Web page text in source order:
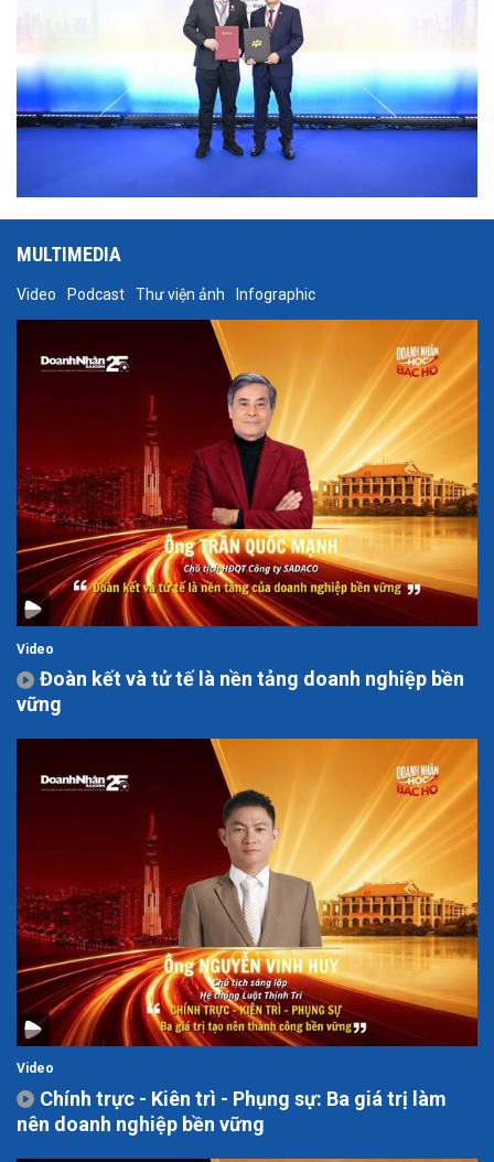
MULTIMEDIA
Video Podcast Thư viện ảnh Infographic
Video
Đoàn kết và tử tế là nền tảng doanh nghiệp bền
vững
Video
Chính trực - Kiên trì - Phụng sự: Ba giá trị làm
nên doanh nghiệp bền vững